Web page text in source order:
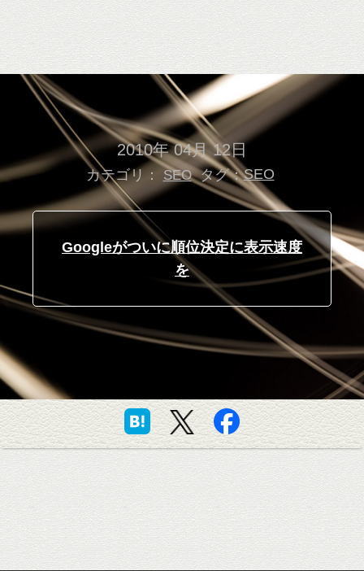
2010年 04月 12日
カテゴリ： SEO タグ：SEO
Googleがついに順位決定に表示速度
を